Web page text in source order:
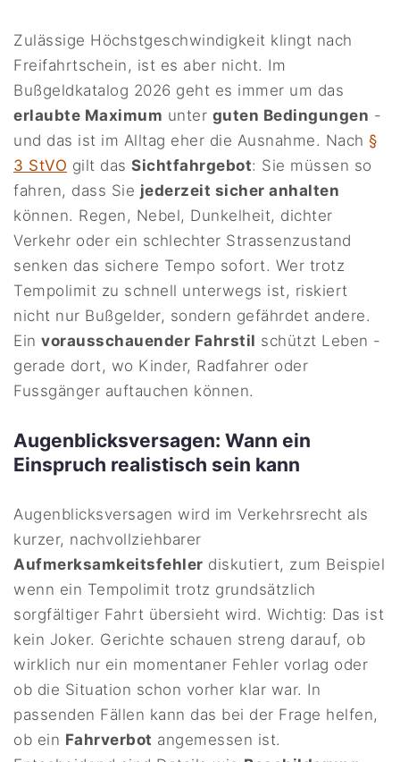
Zulässige Höchstgeschwindigkeit klingt nach
Freifahrtschein, ist es aber nicht. Im
Bußgeldkatalog 2026 geht es immer um das
erlaubte Maximum unter guten Bedingungen -
und das ist im Alltag eher die Ausnahme. Nach §
3 StVO gilt dasSichtfahrgebot: Sie müssen so
fahren, dass Sie jederzeit sicher anhalten
können. Regen, Nebel, Dunkelheit, dichter
Verkehr oder ein schlechter Strassenzustand
senken das sichere Tempo sofort. Wer trotz
Tempolimit zu schnell unterwegs ist, riskiert
nicht nur Bußgelder, sondern gefährdet andere.
Einvorausschauender Fahrstil schützt Leben -
gerade dort, wo Kinder, Radfahrer oder
Fussgänger auftauchen können.
Augenblicksversagen: Wann ein
Einspruch realistisch sein kann
Augenblicksversagen wird im Verkehrsrecht als
kurzer, nachvollziehbarer
Aufmerksamkeitsfehler diskutiert, zum Beispiel
wenn ein Tempolimit trotz grundsätzlich
sorgfältiger Fahrt übersieht wird. Wichtig: Das ist
kein Joker. Gerichte schauen streng darauf, ob
wirklich nur ein momentaner Fehler vorlag oder
ob die Situation schon vorher klar war. In
passenden Fällen kann das bei der Frage helfen,
ob ein Fahrverbot angemessen ist.